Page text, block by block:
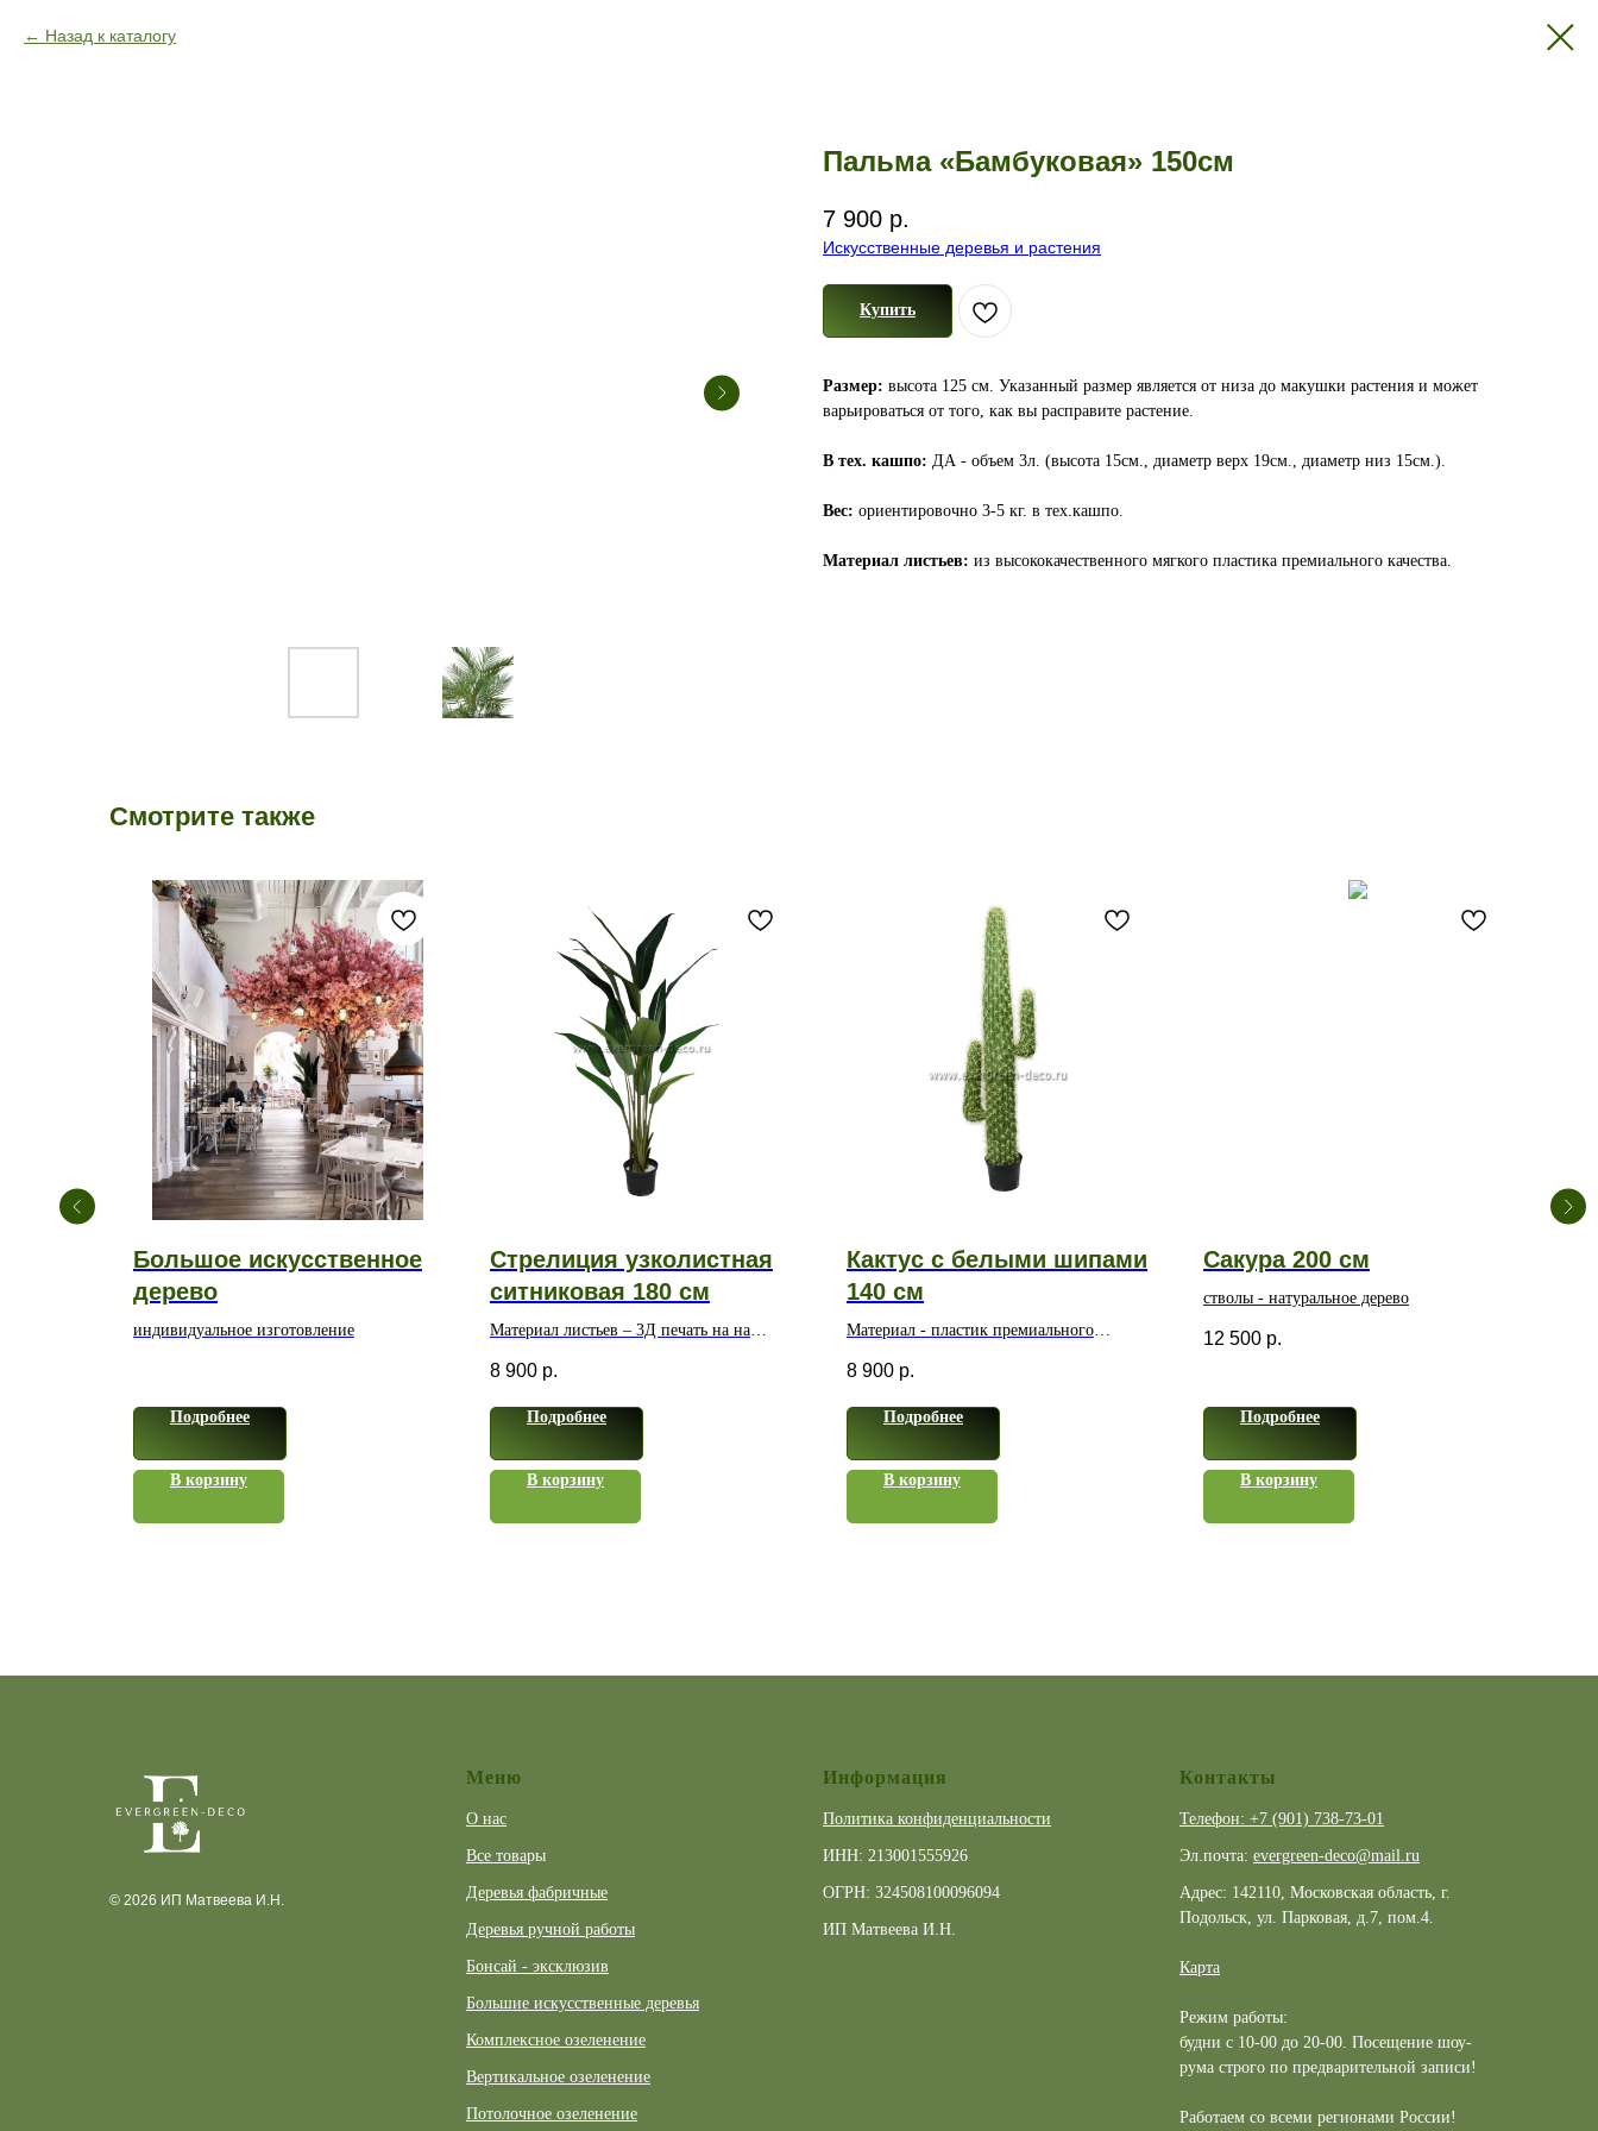
Назад к каталогу
Пальма «Бамбуковая» 150см
7 900 р.
Искусственные деревья и растения
Купить
Размер: высота 125 см. Указанный размер является от низа до макушки растения и может
варьироваться от того, как вы расправите растение.
В тех. кашпо: ДА - объем 3л. (высота 15см., диаметр верх 19см., диаметр низ 15см.).
Вес: ориентировочно 3-5 кг. в тех.кашпо.
Материал листьев: из высококачественного мягкого пластика премиального качества.
Смотрите также
Большое искусственное
дерево
индивидуальное изготовление
Подробнее
В корзину
Стрелиция узколистная
ситниковая 180 см
Материал листьев – 3Д печать на на
8 900 р.
Подробнее
В корзину
Кактус с белыми шипами
140 см
Материал - пластик премиального
8 900 р.
Подробнее
В корзину
Сакура 200 см
стволы - натуральное дерево
12 500 р.
Подробнее
В корзину
© 2026 ИП Матвеева И.Н.
Меню
О нас
Все товары
Деревья фабричные
Деревья ручной работы
Бонсай - эксклюзив
Большие искусственные деревья
Комплексное озеленение
Вертикальное озеленение
Потолочное озеленение
Информация
Политика конфиденциальности
ИНН: 213001555926
ОГРН: 324508100096094
ИП Матвеева И.Н.
Контакты
Телефон: +7 (901) 738-73-01
Эл.почта: evergreen-deco@mail.ru
Адрес: 142110, Московская область, г.
Подольск, ул. Парковая, д.7, пом.4.
Карта
Режим работы:
будни с 10-00 до 20-00. Посещение шоу-
рума строго по предварительной записи!
Работаем со всеми регионами России!